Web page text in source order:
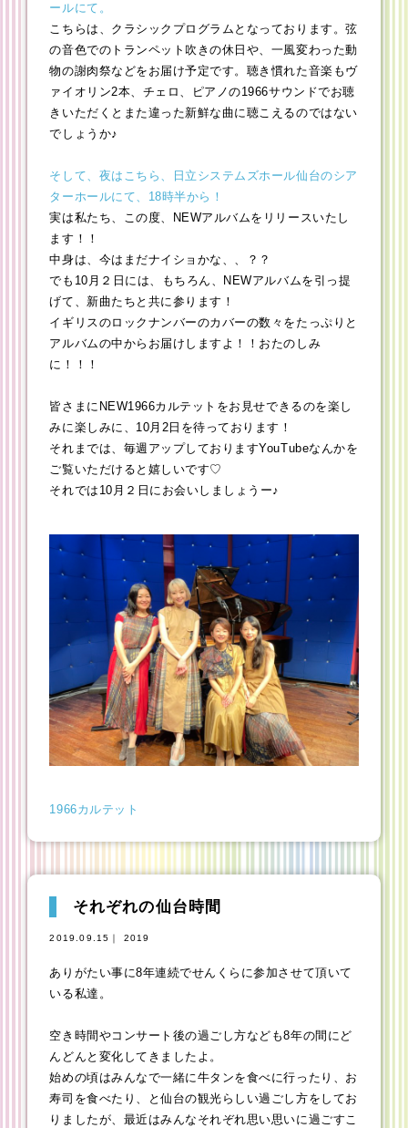
ールにて。
こちらは、クラシックプログラムとなっております。弦
の音色でのトランペット吹きの休日や、一風変わった動
物の謝肉祭などをお届け予定です。聴き慣れた音楽もヴ
ァイオリン2本、チェロ、ピアノの1966サウンドでお聴
きいただくとまた違った新鮮な曲に聴こえるのではない
でしょうか♪
そして、夜はこちら、日立システムズホール仙台のシア
ターホールにて、18時半から！
実は私たち、この度、NEWアルバムをリリースいたし
ます！！
中身は、今はまだナイショかな、、？？
でも10月２日には、もちろん、NEWアルバムを引っ提
げて、新曲たちと共に参ります！
イギリスのロックナンバーのカバーの数々をたっぷりと
アルバムの中からお届けしますよ！！おたのしみ
に！！！
皆さまにNEW1966カルテットをお見せできるのを楽し
みに楽しみに、10月2日を待っております！
それまでは、毎週アップしておりますYouTubeなんかを
ご覧いただけると嬉しいです♡
それでは10月２日にお会いしましょうー♪
1966カルテット
それぞれの仙台時間
2019.09.15｜ 2019
ありがたい事に8年連続でせんくらに参加させて頂いて
いる私達。
空き時間やコンサート後の過ごし方なども8年の間にど
んどんと変化してきましたよ。
始めの頃はみんなで一緒に牛タンを食べに行ったり、お
寿司を食べたり、と仙台の観光らしい過ごし方をしてお
りましたが、最近はみんなそれぞれ思い思いに過ごすこ